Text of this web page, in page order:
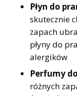
Płyn do
skutecznie
zapach
płyny do
alergików
Perfumy
różnych